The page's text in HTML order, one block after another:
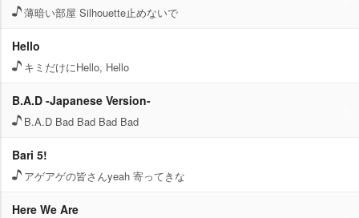
薄暗い部屋 Silhouette止めないで
Hello
キミだけにHello, Hello
B.A.D -Japanese Version-
B.A.D Bad Bad Bad Bad
Bari 5!
アゲアゲの皆さんyeah 寄ってきな
Here We Are